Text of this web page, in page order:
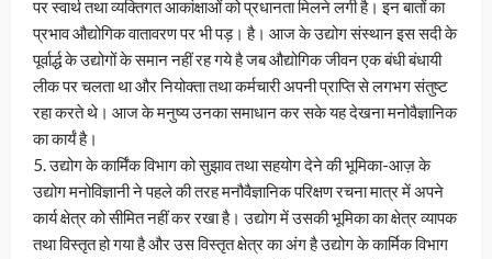
पर स्वार्थ तथा व्यक्तिगत आकांक्षाओं को प्रधानता मिलने लगी है। इन बातों का
प्रभाव औद्योगिक वातावरण पर भी पड़। है। आज के उद्योग संस्थान इस सदी के
पूर्वार्द्ध के उद्योगों के समान नहीं रह गये है जब औद्योगिक जीवन एक बंधी बंधायी
लीक पर चलता था और नियोक्ता तथा कर्मचारी अपनी प्राप्ति से लगभग संतुष्ट
रहा करते थे। आज के मनुष्य उनका समाधान कर सके यह देखना मनोवैज्ञानिक
का कार्यं है।
5. उद्योग के कार्मिंक विभाग को सुझाव तथा सहयोग देने की भूमिका-आज़ के
उद्योग मनोविज्ञानी ने पहले की तरह मनौवैज्ञानिक परिक्षण रचना मात्र में अपने
कार्य क्षेत्र को सीमित नहीं कर रखा है। उद्योग में उसकी भूमिका का क्षेत्र व्यापक
तथा विस्तृत हो गया है और उस विस्तृत क्षेत्र का अंग है उद्योग के कार्मिक विभाग